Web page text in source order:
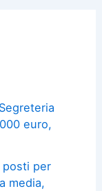
euro,
posti per
media,